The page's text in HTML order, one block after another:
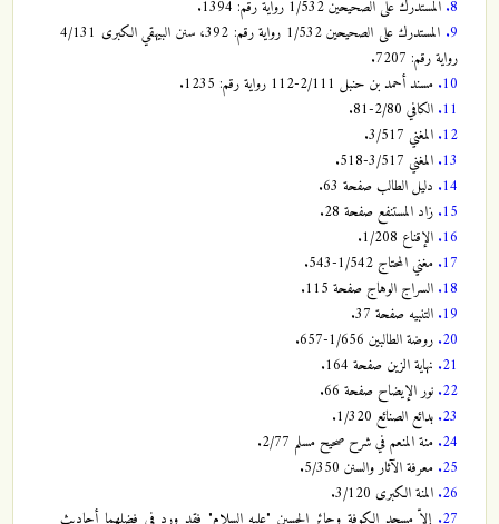
8. المستدرك على الصحيحين 1/532 رواية رقم: 1394.
9.
المستدرك على الصحيحين 1/532 رواية رقم: 392، سنن البيهقي الكبرى 4/131
رواية رقم: 7207.
10. مسند أحمد بن حنبل 2/111-112 رواية رقم: 1235.
11. الكافي 2/80-81.
12. المغني 3/517.
13. المغني 3/517-518.
14. دليل الطالب صفحة 63.
15. زاد المستنفع صفحة 28.
16. الإقناع 1/208.
17. مغني المحتاج 1/542-543.
18. السراج الوهاج صفحة 115.
19. التنبيه صفحة 37.
20. روضة الطالبين 1/656-657.
21. نهاية الزين صفحة 164.
22. نور الإيضاح صفحة 66.
23. بدائع الصنائع 1/320.
24. منة المنعم في شرح صحيح مسلم 2/77.
25. معرفة الآثار والسنن 5/350.
26. المنة الكبرى 3/120.